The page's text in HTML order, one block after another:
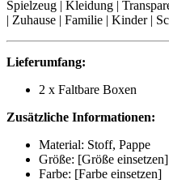
Lieferumfang:
2 x Faltbare Boxen
Zusätzliche Informationen:
Material: Stoff, Pappe
Größe: [Größe einsetzen]
Farbe: [Farbe einsetzen]